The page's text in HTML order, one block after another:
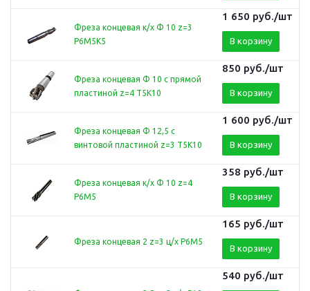
Фреза концевая к/х Ф 10 z=3
Р6М5К5
1 650 руб./шт
В корзину
Фреза концевая Ф 10 с прямой
пластиной z=4 Т5К10
850 руб./шт
В корзину
Фреза концевая Ф 12,5 с
винтовой пластиной z=3 Т5К10
1 600 руб./шт
В корзину
Фреза концевая к/х Ф 10 z=4
Р6М5
358 руб./шт
В корзину
Фреза концевая 2 z=3 ц/х Р6М5
165 руб./шт
В корзину
540 руб./шт